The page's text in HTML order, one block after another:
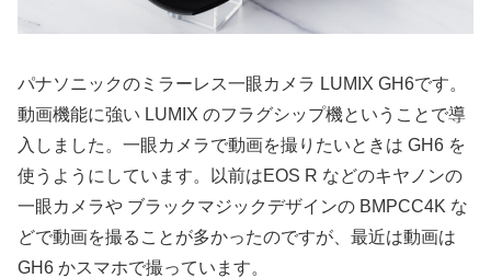
パナソニックのミラーレス一眼カメラ LUMIX GH6です。
動画機能に強い LUMIX のフラグシップ機ということで導
入しました。一眼カメラで動画を撮りたいときは GH6 を
使うようにしています。以前はEOS R などのキヤノンの
一眼カメラや ブラックマジックデザインの BMPCC4K な
どで動画を撮ることが多かったのですが、最近は動画は
GH6 かスマホで撮っています。